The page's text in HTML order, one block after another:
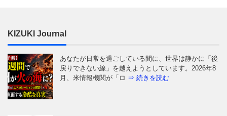
KIZUKI Journal
あなたが日常を過ごしている間に、世界は静かに「後
戻りできない線」を越えようとしています。2026年8
月、米情報機関が「ロ ⇒ 続きを読む